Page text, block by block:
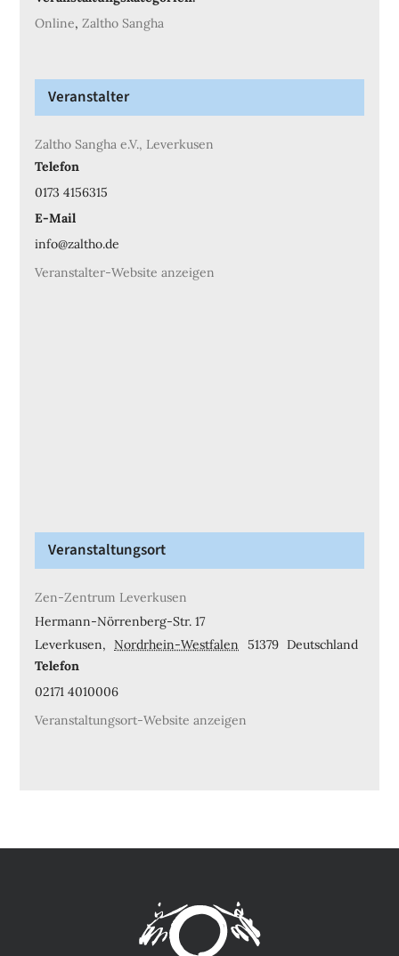
Online, Zaltho Sangha
Veranstalter
Zaltho Sangha e.V., Leverkusen
Telefon
0173 4156315
E-Mail
info@zaltho.de
Veranstalter-Website anzeigen
Veranstaltungsort
Zen-Zentrum Leverkusen
Hermann-Nörrenberg-Str. 17
Leverkusen, Nordrhein-Westfalen 51379 Deutschland
Telefon
02171 4010006
Veranstaltungsort-Website anzeigen